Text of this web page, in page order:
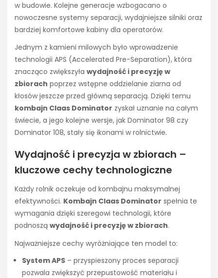
w budowie. Kolejne generacje wzbogacano o
nowoczesne systemy separacji, wydajniejsze silniki oraz
bardziej komfortowe kabiny dla operatorów.
Jednym z kamieni milowych było wprowadzenie
technologii APS (Accelerated Pre-Separation), która
znacząco zwiększyła wydajność i precyzję w
zbiorach poprzez wstępne oddzielanie ziarna od
kłosów jeszcze przed główną separacją. Dzięki temu
kombajn Claas Dominator zyskał uznanie na całym
świecie, a jego kolejne wersje, jak Dominator 98 czy
Dominator 108, stały się ikonami w rolnictwie.
Wydajność i precyzja w zbiorach –
kluczowe cechy technologiczne
Każdy rolnik oczekuje od kombajnu maksymalnej
efektywności. Kombajn Claas Dominator spełnia te
wymagania dzięki szeregowi technologii, które
podnoszą wydajność i precyzję w zbiorach.
Najważniejsze cechy wyróżniające ten model to:
System APS – przyspieszony proces separacji
pozwala zwiększyć przepustowość materiału i